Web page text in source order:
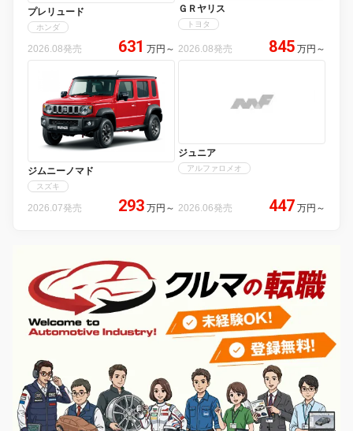
プレリュード
ホンダ
2026.08発売 631 万円 ～
ＧＲヤリス
トヨタ
2026.08発売 845 万円 ～
ジムニーノマド
スズキ
2026.07発売 293 万円 ～
ジュニア
アルファロメオ
2026.06発売 447 万円 ～